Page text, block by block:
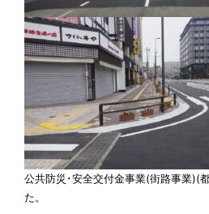
公共防災･安全交付金事業(街路事業)(
た。